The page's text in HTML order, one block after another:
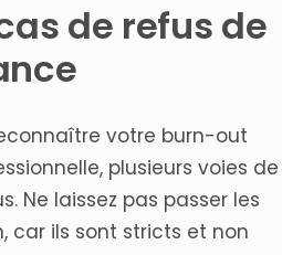
de refus de
votre burn-out
plusieurs voies de
Ne laissez pas passer les
car ils sont stricts et non